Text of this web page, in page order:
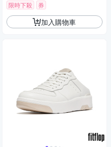
限時下殺 券
加入購物車